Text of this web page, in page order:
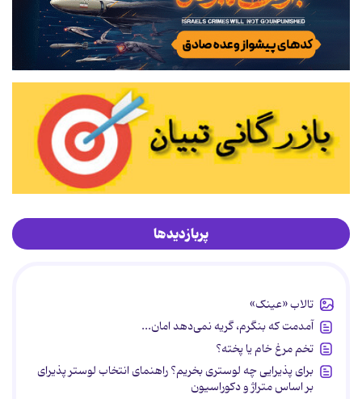
پربازدیدها
تالاب «عینک»
آمدمت که بنگرم، گریه نمی‌دهد امان...
تخم مرغ خام یا پخته؟
برای پذیرایی چه لوستری بخریم؟ راهنمای انتخاب لوستر پذیرای
بر اساس متراژ و دکوراسیون